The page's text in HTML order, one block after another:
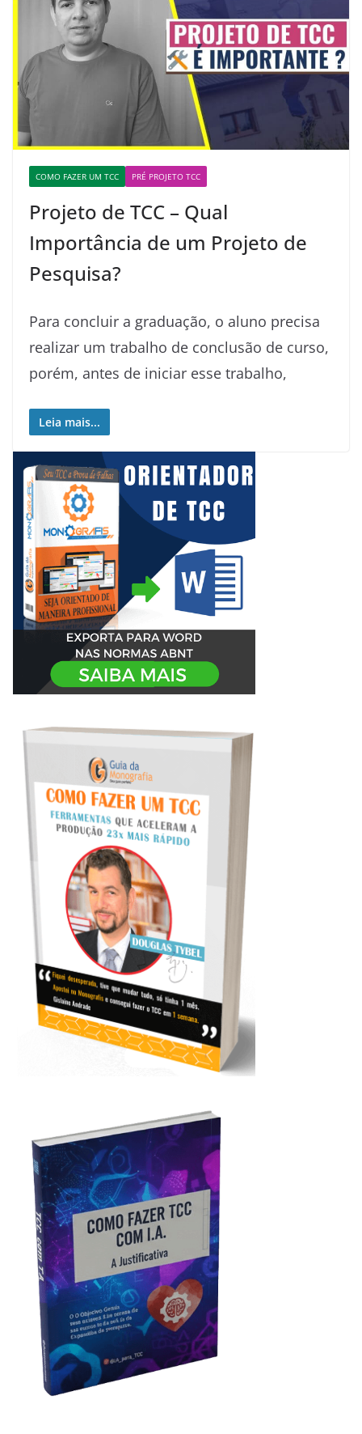
COMO FAZER UM TCC PRÉ PROJETO TCC
Projeto de TCC – Qual
Importância de um Projeto de
Pesquisa?
Para concluir a graduação, o aluno precisa
realizar um trabalho de conclusão de curso,
porém, antes de iniciar esse trabalho,
Leia mais...